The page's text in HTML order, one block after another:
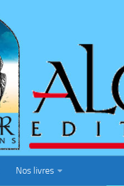
Nos livres